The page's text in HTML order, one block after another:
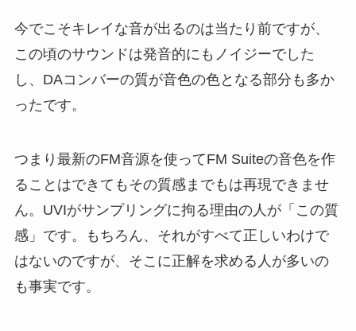
今でこそキレイな音が出るのは当たり前ですが、
この頃のサウンドは発音的にもノイジーでした
し、DAコンバーの質が音色の色となる部分も多か
ったです。
つまり最新のFM音源を使ってFM Suiteの音色を作
ることはできてもその質感までもは再現できませ
ん。UVIがサンプリングに拘る理由の人が「この質
感」です。もちろん、それがすべて正しいわけで
はないのですが、そこに正解を求める人が多いの
も事実です。